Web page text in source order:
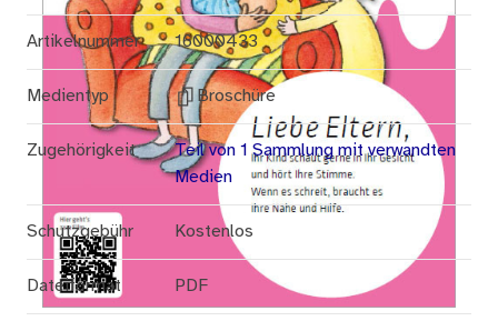
Artikelnummer 16000433
Medientyp Broschüre
Zugehörigkeit
Teil von 1 Sammlung mit verwandten
Medien
Schutzgebühr Kostenlos
Dateiformat PDF